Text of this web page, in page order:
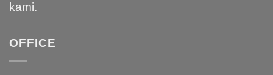
kami.
OFFICE